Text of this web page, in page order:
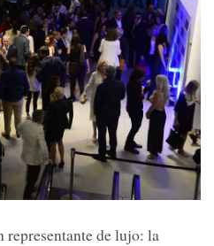
representante de lujo: la